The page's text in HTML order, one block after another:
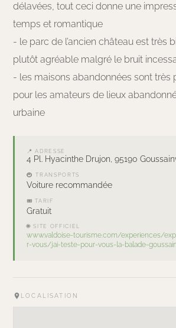
délavées, tout ceci donne une
temps et romantique
- le parc de l’ancien château est très
plutôt agréable malgré le bruit
- les maisons abandonnées sont très
pour les amateurs de lieux
urbaine
📍 ADRESSE
4 Pl. Hyacinthe Drujon, 95190
🚇 TRANSPORTS
Voiture recommandée
🎟 TARIF
Gratuit
🌐 SITE OFFICIEL
www.valdoise-tourisme.com/experiences/
r-vous/jai-teste-pour-vous-la-balade-
LOCALISATION